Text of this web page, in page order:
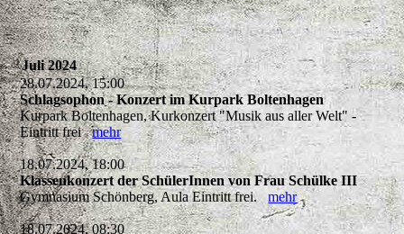
Juli 2024
28.07.2024, 15:00
Schlagsophon - Konzert im Kurpark Boltenhagen
Kurpark Boltenhagen, Kurkonzert "Musik aus aller Welt" -
Eintritt freimehr
18.07.2024, 18:00
Klassenkonzert der SchülerInnen von Frau Schülke III
Gymnasium Schönberg, Aula Eintritt frei.mehr
18.07.2024, 08:30